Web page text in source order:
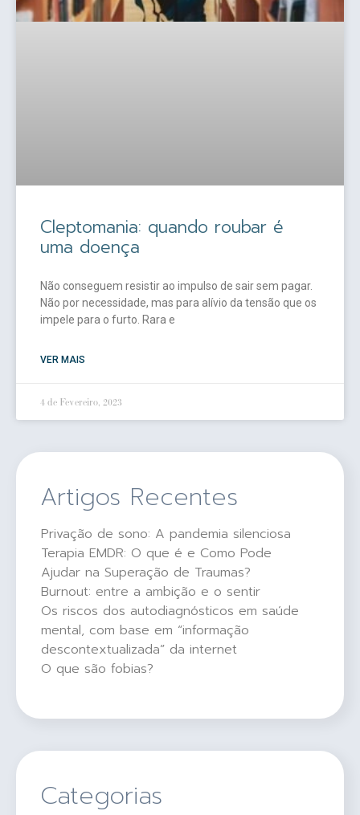
Cleptomania: quando roubar é
uma doença
Não conseguem resistir ao impulso de sair sem pagar.
Não por necessidade, mas para alívio da tensão que os
impele para o furto. Rara e
VER MAIS
4 de Fevereiro, 2023
Artigos Recentes
Privação de sono: A pandemia silenciosa
Terapia EMDR: O que é e Como Pode
Ajudar na Superação de Traumas?
Burnout: entre a ambição e o sentir
Os riscos dos autodiagnósticos em saúde
mental, com base em “informação
descontextualizada” da internet
O que são fobias?
Categorias